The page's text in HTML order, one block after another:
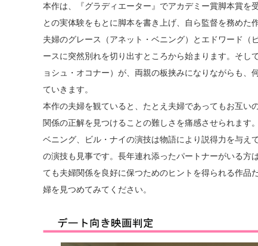
本作は、『グラディエーター』でアカデミー賞脚本賞を
との実体験をもとに脚本を書き上げ、自ら監督を務め
夫婦のグレース（アネット・ベニング）とエドワード（
ースに突然別れを切り出すところから始まります。そし
ョシュ・オコナー）が、両親の板挟みになりながらも
ていきます。
本作の夫婦を観ていると、たとえ夫婦であってもお互い
関係の正解を見つけることの難しさを痛感させられます
ベニング、ビル・ナイの演技は物語により説得力を与え
の演技も見事です。長年連れ添ったパートナーがいる方
ても夫婦関係を良好に保つためのヒントを得られる作品
婦を見つめてみてください。